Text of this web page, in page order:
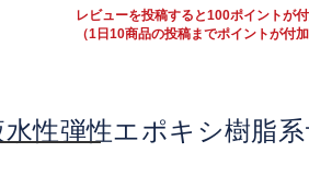
レビューを投稿すると100ポイントが
（1日10商品の投稿までポイントが付加
水性弾性エポキシ樹脂